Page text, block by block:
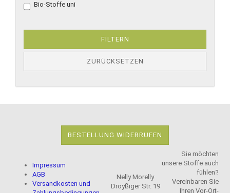
Bio-Stoffe uni
FILTERN
ZURÜCKSETZEN
BESTELLUNG WIDERRUFEN
Impressum
AGB
Versandkosten und
Nelly Morelly
Droyßiger Str. 19
Sie möchten
unsere Stoffe auch
fühlen?
Vereinbaren Sie
Ihren Vor-Ort-